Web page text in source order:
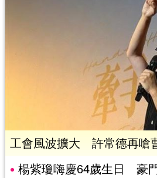
工會風波擴大 許常德再嗆
楊紫瓊嗨慶64歲生日 豪